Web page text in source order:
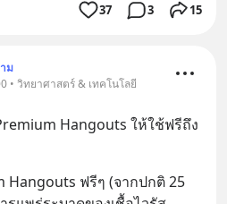
37 3 15
ม
• วิทยาศาสตร์ & เทคโนโลยี
Hangouts ให้ใช้ฟรีถึง
Hangouts ฟรีๆ (จากปกติ 25